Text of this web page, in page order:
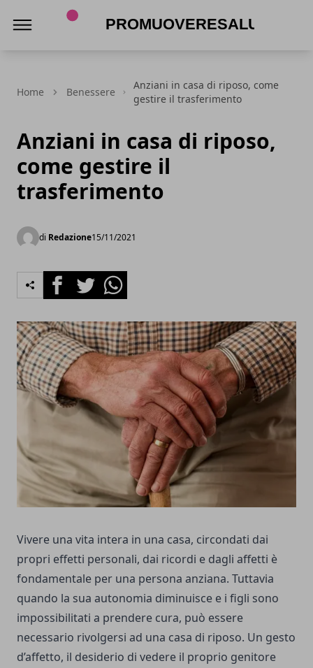
Home Benessere
Anziani in casa di riposo, come
gestire il trasferimento
Anziani in casa di riposo,
come gestire il
trasferimento
di Redazione15/11/2021
FacebookTwitterWhatsapp
Vivere una vita intera in una casa, circondati dai
propri effetti personali, dai ricordi e dagli affetti è
fondamentale per una persona anziana. Tuttavia
quando la sua autonomia diminuisce e i figli sono
impossibilitati a prendere cura, può essere
necessario rivolgersi ad una casa di riposo. Un gesto
d’affetto, il desiderio di vedere il proprio genitore